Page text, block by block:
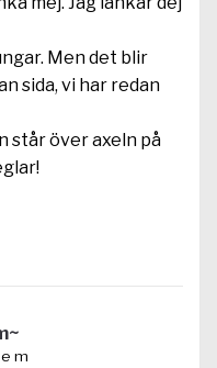
Men det blir
sida, vi har redan
står över axeln på
m